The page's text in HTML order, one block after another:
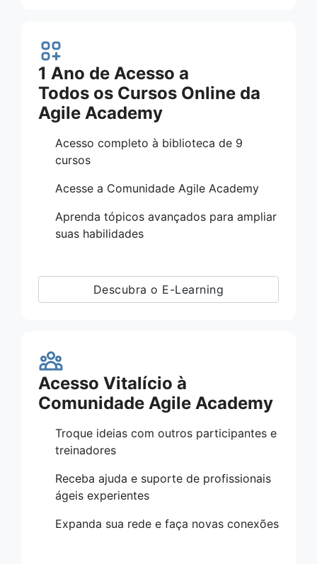
1 Ano de Acesso a
Todos os Cursos Online da
Agile Academy
Acesso completo à biblioteca de 9
cursos
Acesse a Comunidade Agile Academy
Aprenda tópicos avançados para ampliar
suas habilidades
Descubra o E-Learning
Acesso Vitalício à
Comunidade Agile Academy
Troque ideias com outros participantes e
treinadores
Receba ajuda e suporte de profissionais
ágeis experientes
Expanda sua rede e faça novas conexões